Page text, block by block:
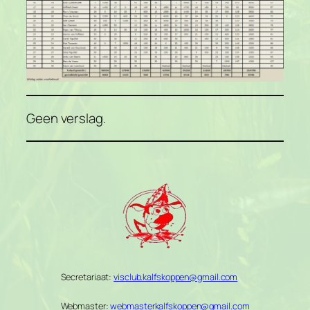
Geen verslag.
Secretariaat:visclub.kalfskoppen@gmail.com
Webmaster:webmasterkalfskoppen@gmail.com